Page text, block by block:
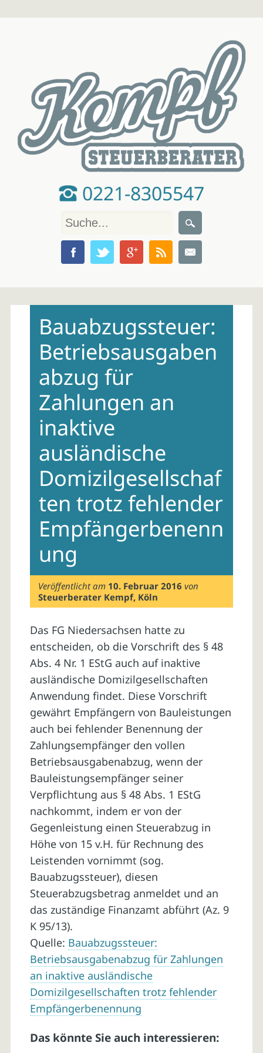
0221-8305547
contentBauabzugssteuer:
Betriebsausgaben
abzug für
Zahlungen an
inaktive
ausländische
Domizilgesellschaf
ten trotz fehlender
Empfängerbenenn
ung
Veröffentlicht am 10. Februar 2016 von
Steuerberater Kempf, Köln
Das FG Niedersachsen hatte zu
entscheiden, ob die Vorschrift des § 48
Abs. 4 Nr. 1 EStG auch auf inaktive
ausländische Domizilgesellschaften
Anwendung findet. Diese Vorschrift
gewährt Empfängern von Bauleistungen
auch bei fehlender Benennung der
Zahlungsempfänger den vollen
Betriebsausgabenabzug, wenn der
Bauleistungsempfänger seiner
Verpflichtung aus § 48 Abs. 1 EStG
nachkommt, indem er von der
Gegenleistung einen Steuerabzug in
Höhe von 15 v.H. für Rechnung des
Leistenden vornimmt (sog.
Bauabzugssteuer), diesen
Steuerabzugsbetrag anmeldet und an
das zuständige Finanzamt abführt (Az. 9
K 95/13).
Quelle: Bauabzugssteuer:
Betriebsausgabenabzug für Zahlungen
an inaktive ausländische
Domizilgesellschaften trotz fehlender
Empfängerbenennung
Das könnte Sie auch interessieren: